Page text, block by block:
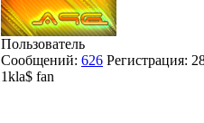
Пользователь
Сообщений: 626 Регистрация:
1kla$ fan